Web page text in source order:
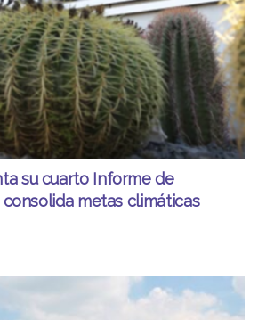
su cuarto Informe de
metas climáticas